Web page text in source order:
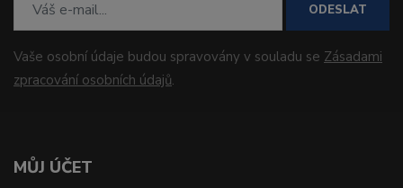
ODESLAT
Vaše osobní údaje budou spravovány v souladu se Zásadami
zpracování osobních údajů.
MŮJ ÚČET